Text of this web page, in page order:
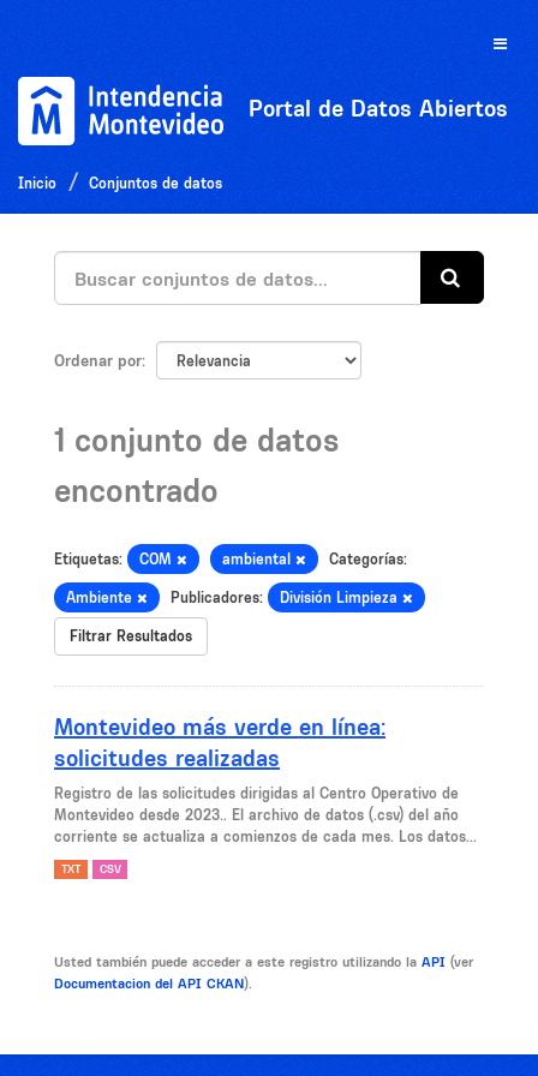
Toggle
Portal de Datos Abiertos
Inicio Conjuntos de datos
Ordenar por
1 conjunto de datos
encontrado
Etiquetas: COM ambiental Categorías:
Ambiente Publicadores: División Limpieza
Filtrar Resultados
Montevideo más verde en línea:
solicitudes realizadas
Registro de las solicitudes dirigidas al Centro Operativo de
Montevideo desde 2023.. El archivo de datos (.csv) del año
corriente se actualiza a comienzos de cada mes. Los datos...
TXT CSV
Usted también puede acceder a este registro utilizando la API (ver
Documentacion del API CKAN).